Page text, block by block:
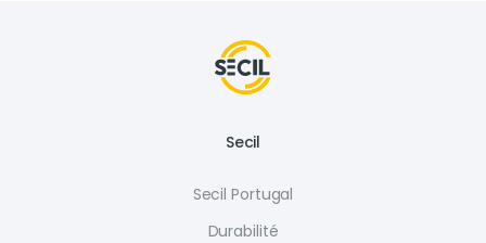
Secil
Secil Portugal
Durabilité